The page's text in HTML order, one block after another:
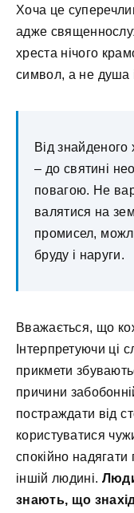
Хоча це
адже
хреста нічого
символ, а не душа
Від
– до святині
повагою. Не
валятися на
промисел,
бруду і наруги.
Вважається, що
Інтерпретуючи ці
прикмети
причини
постраждати від
користуватися
спокійно
іншій людині.
знають, що